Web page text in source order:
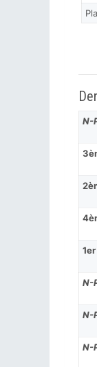
N-
1er
N-
N-
N-